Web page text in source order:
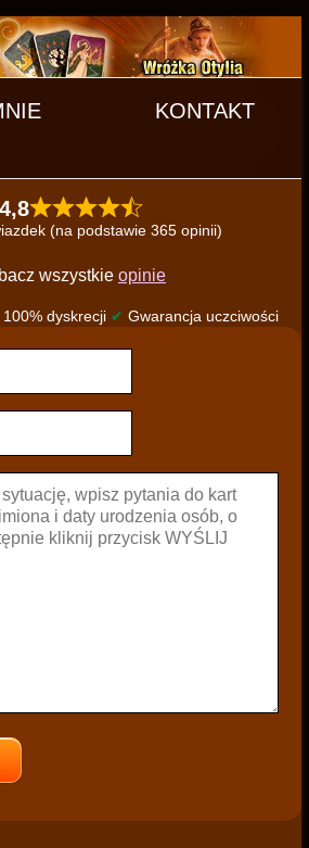
KONTAKT
4,8
(na podstawie 365 opinii)
wszystkie opinie
100% dyskrecji ✔ Gwarancja uczciwości